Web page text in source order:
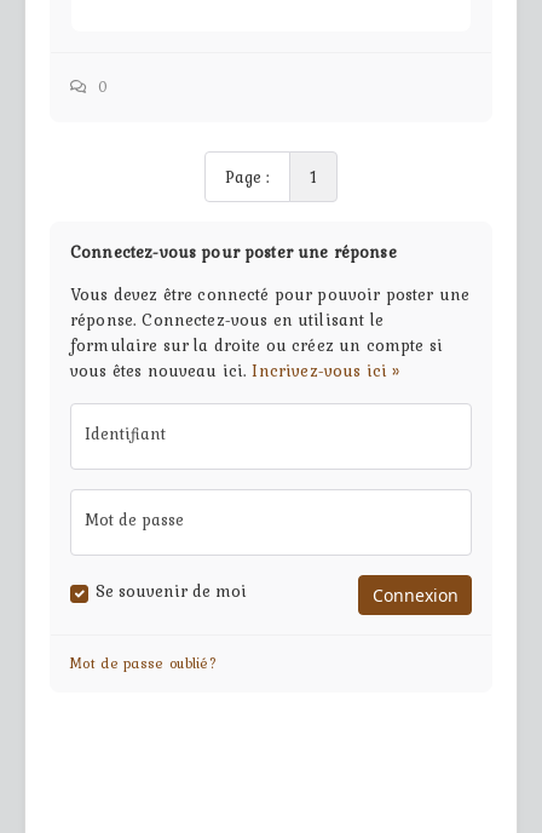
0
Page : 1
Connectez-vous pour poster une réponse
Vous devez être connecté pour pouvoir poster une
réponse. Connectez-vous en utilisant le
formulaire sur la droite ou créez un compte si
vous êtes nouveau ici.Incrivez-vous ici »
Identifiant
Mot de passe
Se souvenir de moi
Mot de passe oublié?